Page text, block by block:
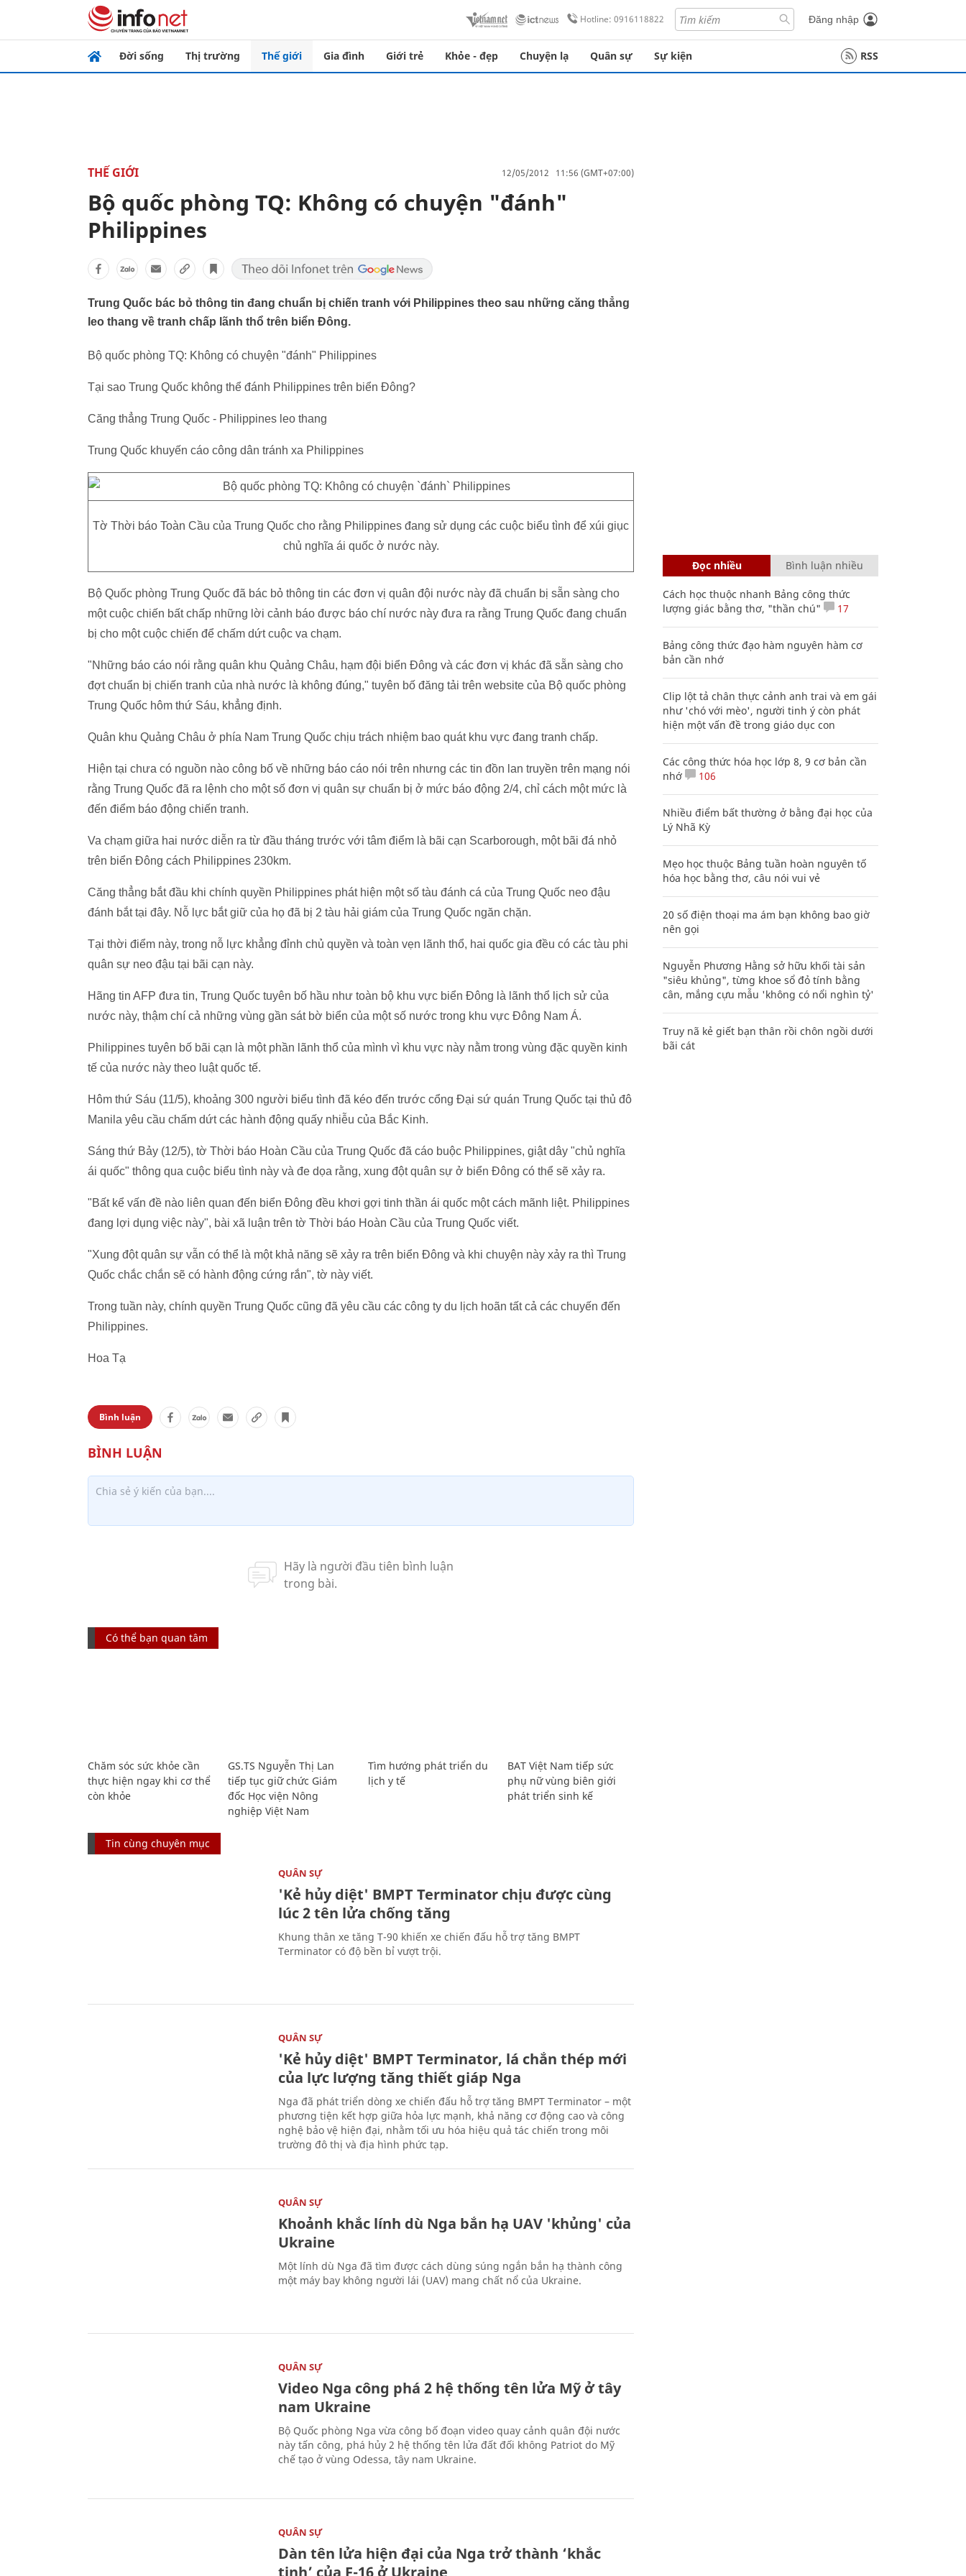
Hotline: 0916118822 Đăng nhập
Đời sống Thị trường Thế giới Gia đình Giới trẻ Khỏe - đẹp Chuyện lạ Quân sự Sự kiện RSS
THẾ GIỚI 12/05/2012 11:56 (GMT+07:00)
Bộ quốc phòng TQ: Không có chuyện "đánh"
Philippines
Trung Quốc bác bỏ thông tin đang chuẩn bị chiến tranh với Philippines theo sau những căng thẳng
leo thang về tranh chấp lãnh thổ trên biển Đông.
Bộ quốc phòng TQ: Không có chuyện "đánh" Philippines
Tại sao Trung Quốc không thể đánh Philippines trên biển Đông?
Căng thẳng Trung Quốc - Philippines leo thang
Trung Quốc khuyến cáo công dân tránh xa Philippines
Tờ Thời báo Toàn Cầu của Trung Quốc cho rằng Philippines đang sử dụng các cuộc biểu tình để xúi giục
chủ nghĩa ái quốc ở nước này.
Bộ Quốc phòng Trung Quốc đã bác bỏ thông tin các đơn vị quân đội nước này đã chuẩn bị sẵn sàng cho
một cuộc chiến bất chấp những lời cảnh báo được báo chí nước này đưa ra rằng Trung Quốc đang chuẩn
bị cho một cuộc chiến để chấm dứt cuộc va chạm.
"Những báo cáo nói rằng quân khu Quảng Châu, hạm đội biển Đông và các đơn vị khác đã sẵn sàng cho
đợt chuẩn bị chiến tranh của nhà nước là không đúng," tuyên bố đăng tải trên website của Bộ quốc phòng
Trung Quốc hôm thứ Sáu, khẳng định.
Quân khu Quảng Châu ở phía Nam Trung Quốc chịu trách nhiệm bao quát khu vực đang tranh chấp.
Hiện tại chưa có nguồn nào công bố về những báo cáo nói trên nhưng các tin đồn lan truyền trên mạng nói
rằng Trung Quốc đã ra lệnh cho một số đơn vị quân sự chuẩn bị ở mức báo động 2/4, chỉ cách một mức là
đến điểm báo động chiến tranh.
Va chạm giữa hai nước diễn ra từ đầu tháng trước với tâm điểm là bãi cạn Scarborough, một bãi đá nhỏ
trên biển Đông cách Philippines 230km.
Căng thẳng bắt đầu khi chính quyền Philippines phát hiện một số tàu đánh cá của Trung Quốc neo đậu
đánh bắt tại đây. Nỗ lực bắt giữ của họ đã bị 2 tàu hải giám của Trung Quốc ngăn chặn.
Tại thời điểm này, trong nỗ lực khẳng đỉnh chủ quyền và toàn vẹn lãnh thổ, hai quốc gia đều có các tàu phi
quân sự neo đậu tại bãi cạn này.
Hãng tin AFP đưa tin, Trung Quốc tuyên bố hầu như toàn bộ khu vực biển Đông là lãnh thổ lịch sử của
nước này, thậm chí cả những vùng gần sát bờ biển của một số nước trong khu vực Đông Nam Á.
Philippines tuyên bố bãi cạn là một phần lãnh thổ của mình vì khu vực này nằm trong vùng đặc quyền kinh
tế của nước này theo luật quốc tế.
Hôm thứ Sáu (11/5), khoảng 300 người biểu tình đã kéo đến trước cổng Đại sứ quán Trung Quốc tại thủ đô
Manila yêu cầu chấm dứt các hành động quấy nhiễu của Bắc Kinh.
Sáng thứ Bảy (12/5), tờ Thời báo Hoàn Cầu của Trung Quốc đã cáo buộc Philippines, giật dây "chủ nghĩa
ái quốc" thông qua cuộc biểu tình này và đe dọa rằng, xung đột quân sự ở biển Đông có thể sẽ xảy ra.
"Bất kể vấn đề nào liên quan đến biển Đông đều khơi gợi tinh thần ái quốc một cách mãnh liệt. Philippines
đang lợi dụng việc này", bài xã luận trên tờ Thời báo Hoàn Cầu của Trung Quốc viết.
"Xung đột quân sự vẫn có thể là một khả năng sẽ xảy ra trên biển Đông và khi chuyện này xảy ra thì Trung
Quốc chắc chắn sẽ có hành động cứng rắn", tờ này viết.
Trong tuần này, chính quyền Trung Quốc cũng đã yêu cầu các công ty du lịch hoãn tất cả các chuyến đến
Philippines.
Hoa Tạ
Bình luận
Có thể bạn quan tâm
Chăm sóc sức khỏe cần
thực hiện ngay khi cơ thể
còn khỏe
GS.TS Nguyễn Thị Lan
tiếp tục giữ chức Giám
đốc Học viện Nông
nghiệp Việt Nam
Tìm hướng phát triển du
lịch y tế
BAT Việt Nam tiếp sức
phụ nữ vùng biên giới
phát triển sinh kế
Tin cùng chuyên mục
QUÂN SỰ
'Kẻ hủy diệt' BMPT Terminator chịu được cùng
lúc 2 tên lửa chống tăng
Khung thân xe tăng T-90 khiến xe chiến đấu hỗ trợ tăng BMPT
Terminator có độ bền bỉ vượt trội.
QUÂN SỰ
'Kẻ hủy diệt' BMPT Terminator, lá chắn thép mới
của lực lượng tăng thiết giáp Nga
Nga đã phát triển dòng xe chiến đấu hỗ trợ tăng BMPT Terminator – một
phương tiện kết hợp giữa hỏa lực mạnh, khả năng cơ động cao và công
nghệ bảo vệ hiện đại, nhằm tối ưu hóa hiệu quả tác chiến trong môi
trường đô thị và địa hình phức tạp.
QUÂN SỰ
Khoảnh khắc lính dù Nga bắn hạ UAV 'khủng' của
Ukraine
Một lính dù Nga đã tìm được cách dùng súng ngắn bắn hạ thành công
một máy bay không người lái (UAV) mang chất nổ của Ukraine.
QUÂN SỰ
Video Nga công phá 2 hệ thống tên lửa Mỹ ở tây
nam Ukraine
Bộ Quốc phòng Nga vừa công bố đoạn video quay cảnh quân đội nước
này tấn công, phá hủy 2 hệ thống tên lửa đất đối không Patriot do Mỹ
chế tạo ở vùng Odessa, tây nam Ukraine.
QUÂN SỰ
Dàn tên lửa hiện đại của Nga trở thành ‘khắc
tinh’ của F-16 ở Ukraine
Đọc nhiều Bình luận nhiều
Cách học thuộc nhanh Bảng công thức
lượng giác bằng thơ, "thần chú"
17
Bảng công thức đạo hàm nguyên hàm cơ
bản cần nhớ
Clip lột tả chân thực cảnh anh trai và em gái
như 'chó với mèo', người tinh ý còn phát
hiện một vấn đề trong giáo dục con
Các công thức hóa học lớp 8, 9 cơ bản cần
nhớ
106
Nhiều điểm bất thường ở bằng đại học của
Lý Nhã Kỳ
Mẹo học thuộc Bảng tuần hoàn nguyên tố
hóa học bằng thơ, câu nói vui vẻ
20 số điện thoại ma ám bạn không bao giờ
nên gọi
Nguyễn Phương Hằng sở hữu khối tài sản
"siêu khủng", từng khoe sổ đỏ tính bằng
cân, mắng cựu mẫu 'không có nổi nghìn tỷ'
Truy nã kẻ giết bạn thân rồi chôn ngồi dưới
bãi cát